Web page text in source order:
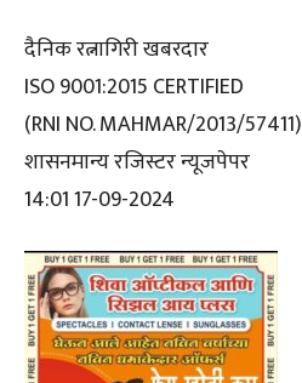
दैनिक रत्नागिरी खबरदार
ISO 9001:2015 CERTIFIED
(RNI NO. MAHMAR/2013/57411)
शासनमान्य रजिस्टर न्यूजपेपर
14:01 17-09-2024